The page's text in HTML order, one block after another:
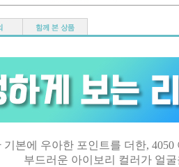
기본에 우아한 포인트를 더한,
부드러운 아이보리 컬러가 얼